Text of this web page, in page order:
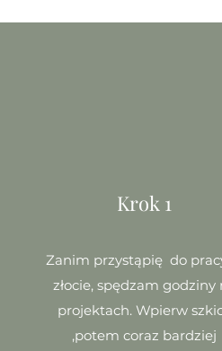
Krok 1
Zanim przystąpię do
złocie, spędzam godziny
projektach. Wpierw
,potem coraz bardziej